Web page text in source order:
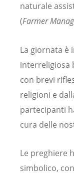
naturale
(Farmer
La giornata è
interreligiosa
con brevi
religioni e
partecipanti
cura delle
Le preghiere
simbolico,